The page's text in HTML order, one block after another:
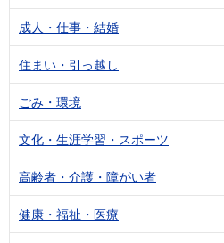
成人・仕事・結婚
住まい・引っ越し
ごみ・環境
文化・生涯学習・スポーツ
高齢者・介護・障がい者
健康・福祉・医療